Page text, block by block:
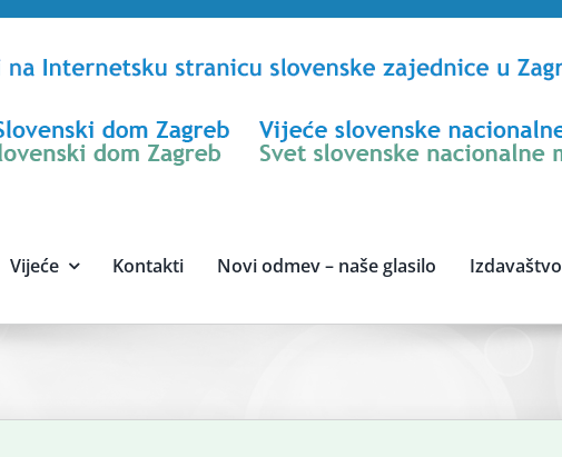
Vijeće Kontakti Novi odmev – naše glasilo Izdavaštvo